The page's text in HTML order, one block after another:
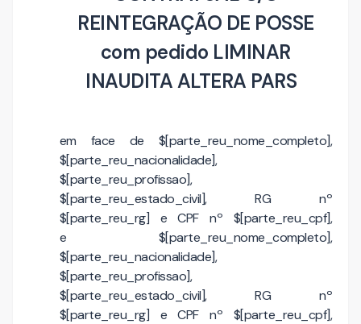
REINTEGRAÇÃO DE POSSE
com pedido LIMINAR
INAUDITA ALTERA PARS
em face de $[parte_reu_nome_completo],
$[parte_reu_nacionalidade],
$[parte_reu_profissao],
$[parte_reu_estado_civil], RG nº
$[parte_reu_rg] e CPF nº $[parte_reu_cpf],
e $[parte_reu_nome_completo],
$[parte_reu_nacionalidade],
$[parte_reu_profissao],
$[parte_reu_estado_civil], RG nº
$[parte_reu_rg] e CPF nº $[parte_reu_cpf],